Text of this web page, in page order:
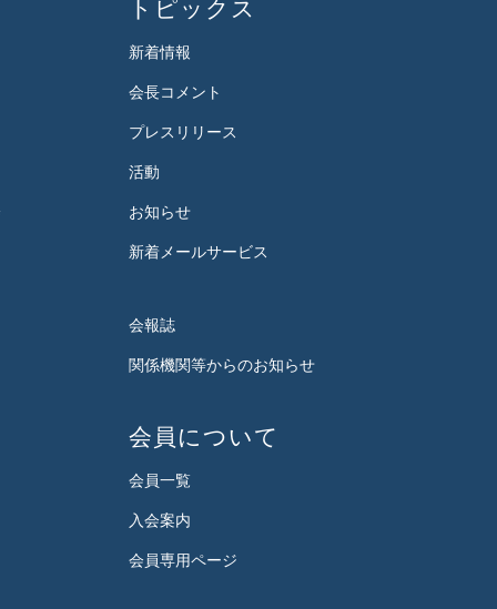
トピックス
新着情報
会長コメント
プレスリリース
活動
お知らせ
新着メールサービス
会報誌
関係機関等からのお知らせ
会員について
会員一覧
入会案内
会員専用ページ